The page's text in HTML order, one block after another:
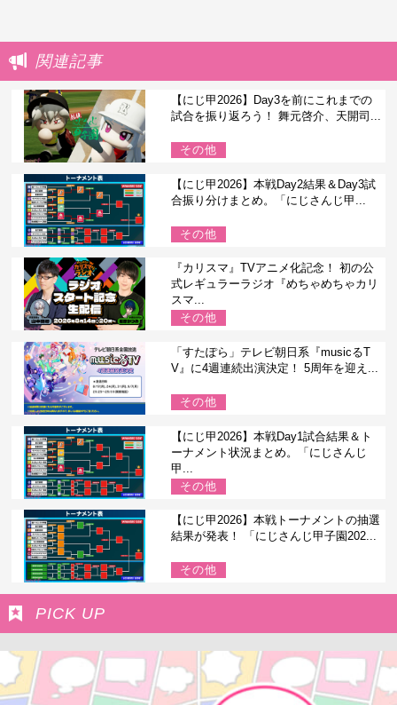
関連記事
【にじ甲2026】Day3を前にこれまでの
試合を振り返ろう！ 舞元啓介、天開司...
その他
【にじ甲2026】本戦Day2結果＆Day3試
合振り分けまとめ。「にじさんじ甲...
その他
『カリスマ』TVアニメ化記念！ 初の公
式レギュラーラジオ『めちゃめちゃカリ
スマ...
その他
「すたぽら」テレビ朝日系『musicるT
V』に4週連続出演決定！ 5周年を迎え...
その他
【にじ甲2026】本戦Day1試合結果＆ト
ーナメント状況まとめ。「にじさんじ
甲...
その他
【にじ甲2026】本戦トーナメントの抽選
結果が発表！ 「にじさんじ甲子園202...
その他
PICK UP